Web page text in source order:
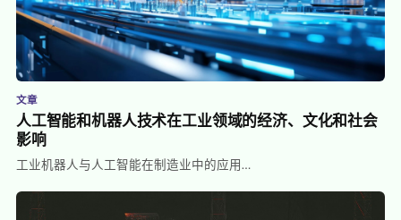
文章
人工智能和机器人技术在工业领域的经济、文化和社会
影响
工业机器人与人工智能在制造业中的应用…